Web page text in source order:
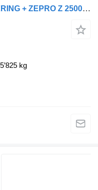
Krone SZ 2 AXLE BPW + STEERING + ZEPRO Z 2500-150 MA LIFT
5’825 kg